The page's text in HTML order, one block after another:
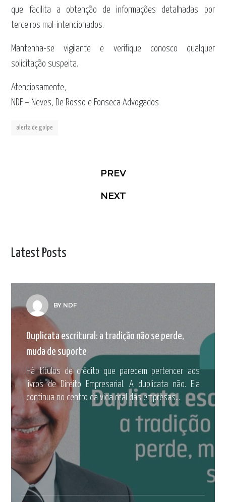
que facilita a obtenção de informações detalhadas por
terceiros mal-intencionados.
Mantenha-se vigilante e verifique conosco qualquer
solicitação suspeita.
Atenciosamente,
NDF – Neves, De Rosso e Fonseca Advogados
alerta de golpe
PREV
NEXT
Latest Posts
BY NDF
Duplicata escritural: a tradição não se perde,
muda de suporte
Há títulos de crédito que parecem pertencer aos
livros de Direito Empresarial. A duplicata não. Ela
continua no centro da vida real das empresas...